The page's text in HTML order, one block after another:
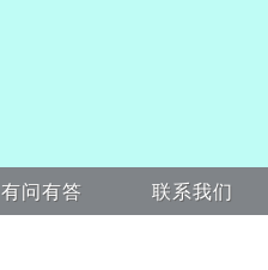
有问有答 联系我们